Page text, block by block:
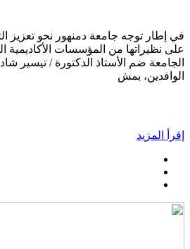
في إطار توجه جامعة دمنهور نحو تعزيز
على نظيراتها من المؤسسات
الجامعة ضم الأستاذ الدكتورة / تيسير
الوافدين، بمش
إقرأ المزيد